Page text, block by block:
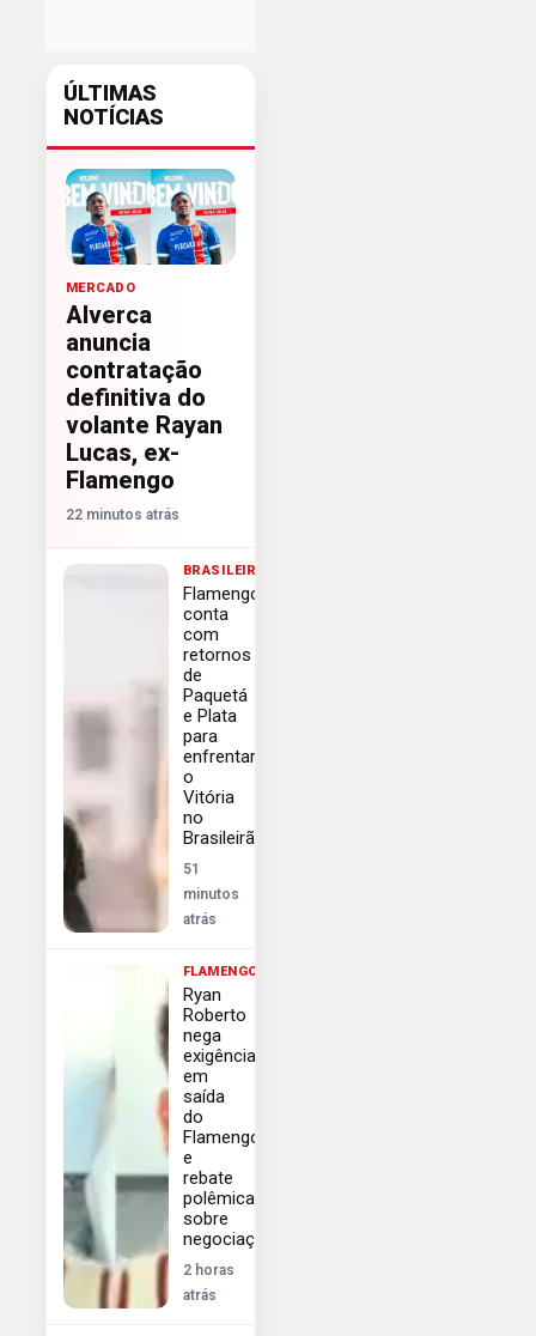
ÚLTIMAS
NOTÍCIAS
MERCADO
Alverca
anuncia
contratação
definitiva do
volante Rayan
Lucas, ex-
Flamengo
22 minutos atrás
BRASILEIRÃO
Flamengo
conta
com
retornos
de
Paquetá
e Plata
para
enfrentar
o
Vitória
no
Brasileirão
51
minutos
atrás
FLAMENGO
Ryan
Roberto
nega
exigências
em
saída
do
Flamengo
e
rebate
polêmicas
sobre
negociação
2 horas
atrás